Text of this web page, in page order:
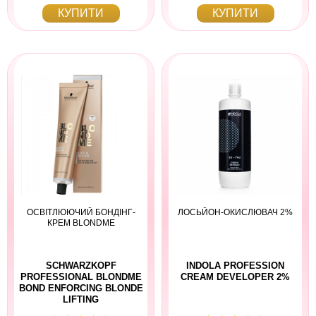
КУПИТИ
КУПИТИ
ОСВІТЛЮЮЧИЙ БОНДІНГ-
КРЕМ BLONDME
SCHWARZKOPF
PROFESSIONAL BLONDME
BOND ENFORCING BLONDE
LIFTING
ЛОСЬЙОН-ОКИСЛЮВАЧ 2%
INDOLA PROFESSION
CREAM DEVELOPER 2%